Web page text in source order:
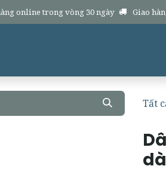
online trong vòng 30 ngày Giao
Tất